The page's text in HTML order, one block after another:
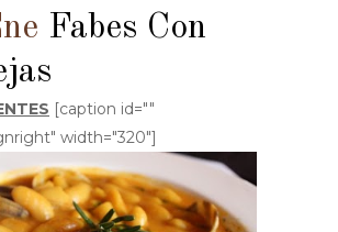
Fabes Con
[caption id=""
width="320"]